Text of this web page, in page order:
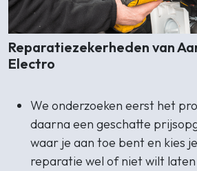
Reparatiezekerheden van
Electro
We onderzoeken eerst het
daarna een geschatte
waar je aan toe bent en kies
reparatie wel of niet wilt